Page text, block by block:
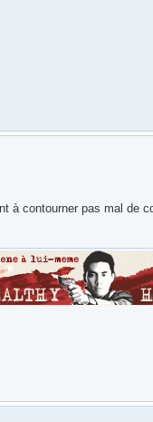
à contourner pas mal de